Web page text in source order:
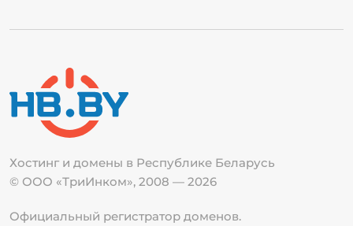
Хостинг и домены в Республике Беларусь
© ООО «ТриИнком», 2008 — 2026
Официальный регистратор доменов.